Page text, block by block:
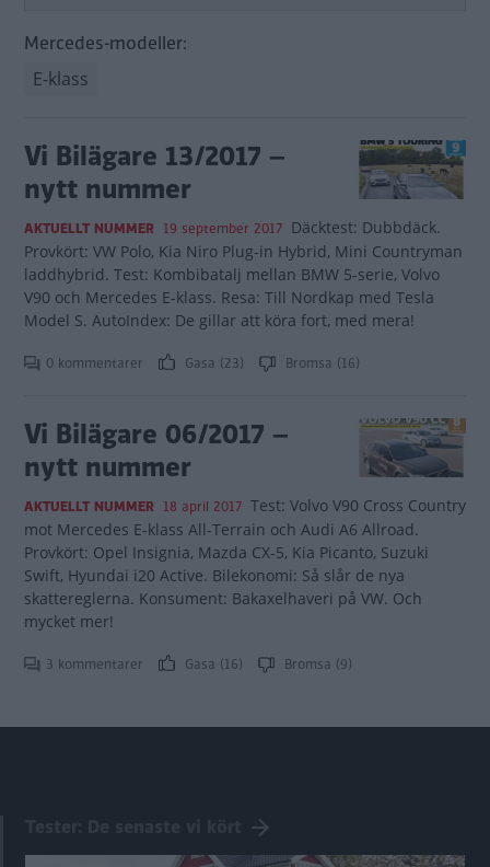
Mercedes-modeller:
E-klass
Vi Bilägare 13/2017 –
nytt nummer
AKTUELLT NUMMER 19 september 2017 Däcktest: Dubbdäck.
Provkört: VW Polo, Kia Niro Plug-in Hybrid, Mini Countryman
laddhybrid. Test: Kombibatalj mellan BMW 5-serie, Volvo
V90 och Mercedes E-klass. Resa: Till Nordkap med Tesla
Model S. AutoIndex: De gillar att köra fort, med mera!
0 kommentarer Gasa (23) Bromsa (16)
Vi Bilägare 06/2017 –
nytt nummer
AKTUELLT NUMMER 18 april 2017 Test: Volvo V90 Cross Country
mot Mercedes E-klass All-Terrain och Audi A6 Allroad.
Provkört: Opel Insignia, Mazda CX-5, Kia Picanto, Suzuki
Swift, Hyundai i20 Active. Bilekonomi: Så slår de nya
skattereglerna. Konsument: Bakaxelhaveri på VW. Och
mycket mer!
3 kommentarer Gasa (16) Bromsa (9)